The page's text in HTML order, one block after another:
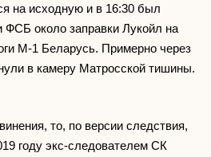
на исходную и в 16:30 был
ФСБ около заправки Лукойл на
М-1 Беларусь. Примерно через
в камеру Матросской тишины.
то, по версии следствия,
году экс-следователем СК